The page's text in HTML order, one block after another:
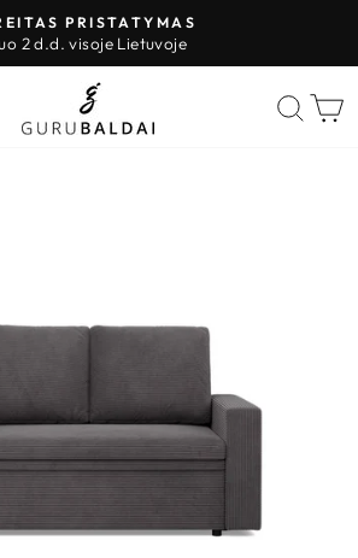
Sustabdyti
skaidres
PRISTATYMAS
2 d.d. visoje Lietuvoje